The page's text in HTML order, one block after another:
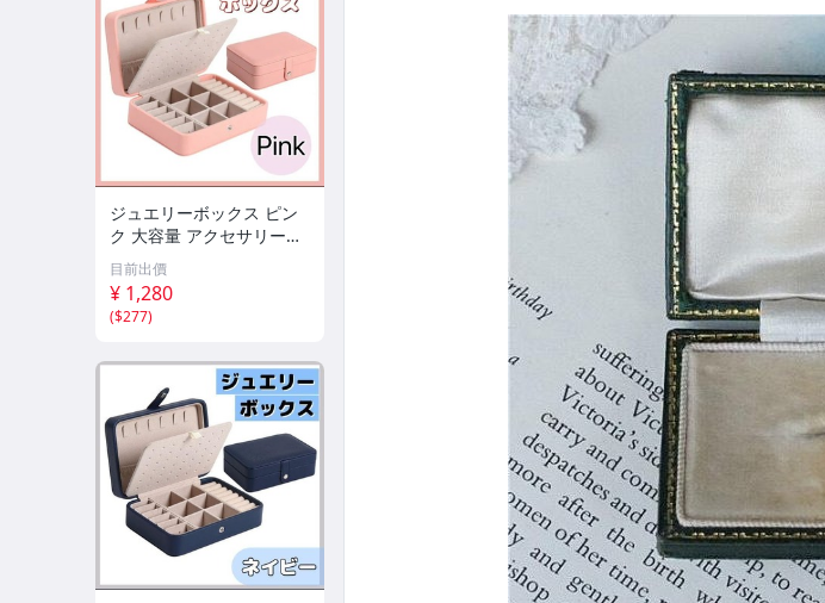
ジュエリーボックス ピン
ク 大容量 アクセサリー
ネックレス ピアス 収
納
目前出價
¥ 1,280
($277)